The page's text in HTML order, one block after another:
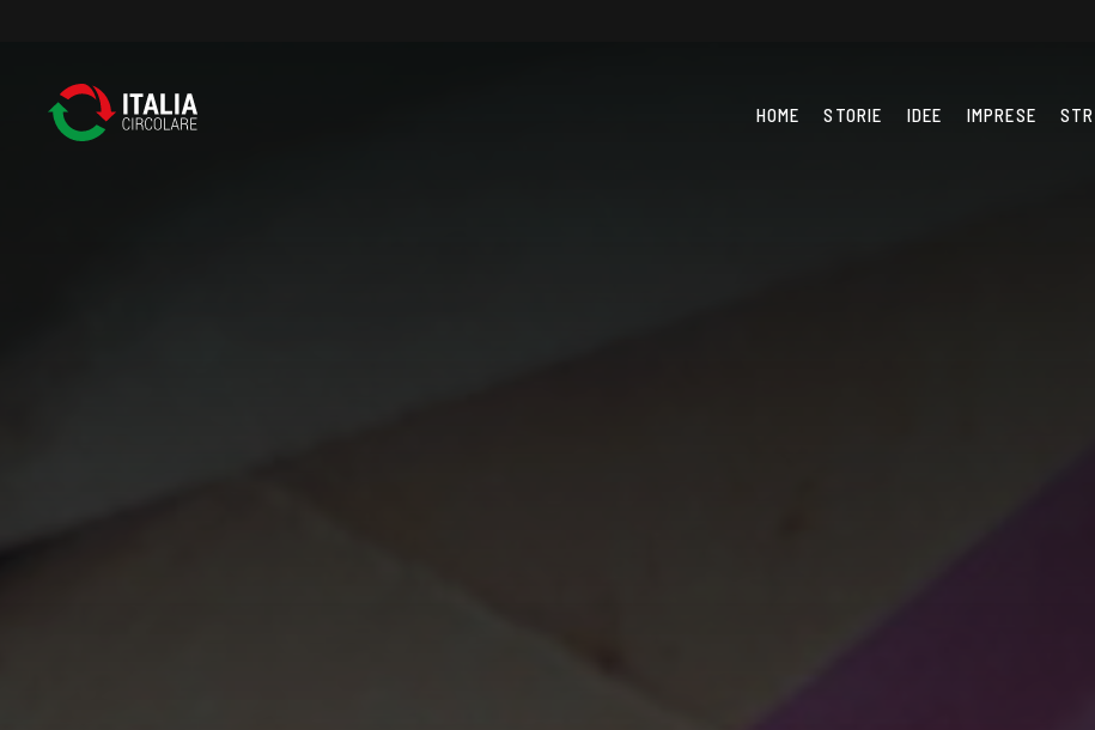
HOME STORIE IDEE IMPRESE